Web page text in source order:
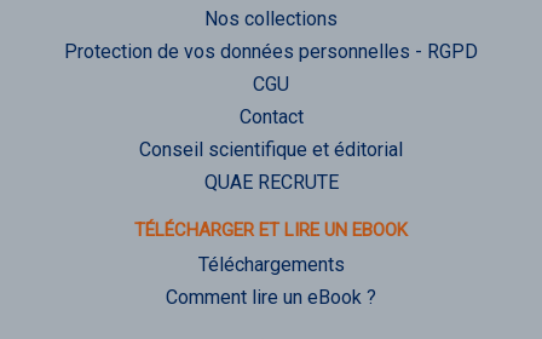
Nos collections
Protection de vos données personnelles - RGPD
CGU
Contact
Conseil scientifique et éditorial
QUAE RECRUTE
TÉLÉCHARGER ET LIRE UN EBOOK
Téléchargements
Comment lire un eBook ?